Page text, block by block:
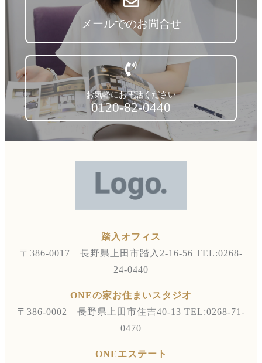
メールでのお問合せ
お気軽にお電話ください
0120-82-0440
踏入オフィス
〒386-0017 長野県上田市踏入2-16-56 TEL:0268-
24-0440
ONEの家お住まいスタジオ
〒386-0002 長野県上田市住吉40-13 TEL:0268-71-
0470
ONEエステート